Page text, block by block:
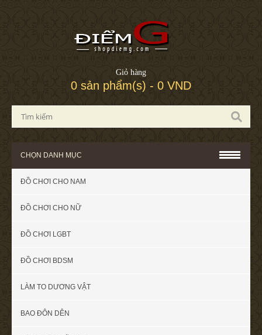
Giỏ hàng
0 sản phẩm(s) - 0 VND
CHỌN DANH MỤC
ĐỒ CHƠI CHO NAM
ĐỒ CHƠI CHO NỮ
ĐỒ CHƠI LGBT
ĐỒ CHƠI BDSM
LÀM TO DƯƠNG VẬT
BAO ĐÔN DÊN